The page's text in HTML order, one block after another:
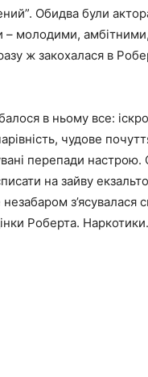
Обидва були
– молодими,
ж закохалася в
в ньому все:
чудове
перепади настрою.
на зайву
з’ясувалася
Роберта.